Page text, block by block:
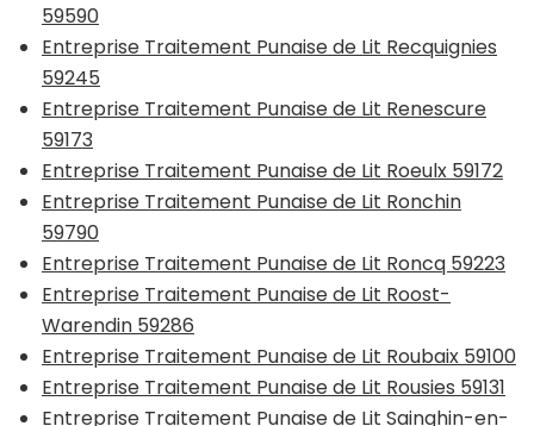
59590
Entreprise Traitement Punaise de Lit Recquignies
59245
Entreprise Traitement Punaise de Lit Renescure
59173
Entreprise Traitement Punaise de Lit Roeulx 59172
Entreprise Traitement Punaise de Lit Ronchin
59790
Entreprise Traitement Punaise de Lit Roncq 59223
Entreprise Traitement Punaise de Lit Roost-
Warendin 59286
Entreprise Traitement Punaise de Lit Roubaix 59100
Entreprise Traitement Punaise de Lit Rousies 59131
Entreprise Traitement Punaise de Lit Sainghin-en-